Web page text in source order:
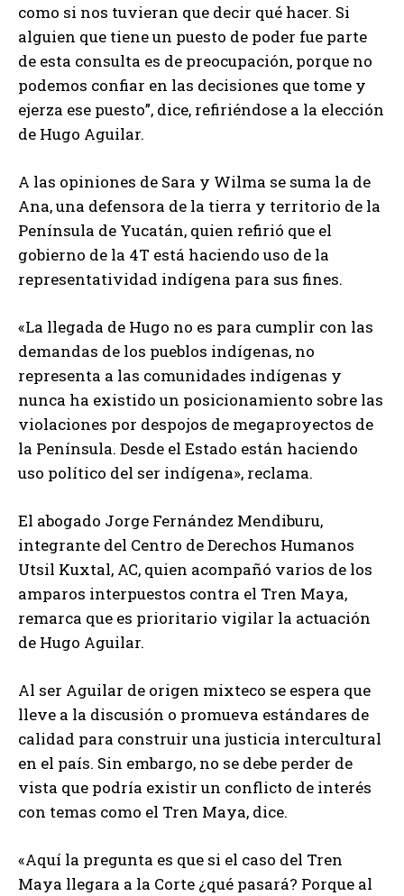
como si nos tuvieran que decir qué hacer. Si
alguien que tiene un puesto de poder fue parte
de esta consulta es de preocupación, porque no
podemos confiar en las decisiones que tome y
ejerza ese puesto”, dice, refiriéndose a la elección
de Hugo Aguilar.
A las opiniones de Sara y Wilma se suma la de
Ana, una defensora de la tierra y territorio de la
Península de Yucatán, quien refirió que el
gobierno de la 4T está haciendo uso de la
representatividad indígena para sus fines.
«La llegada de Hugo no es para cumplir con las
demandas de los pueblos indígenas, no
representa a las comunidades indígenas y
nunca ha existido un posicionamiento sobre las
violaciones por despojos de megaproyectos de
la Península. Desde el Estado están haciendo
uso político del ser indígena», reclama.
El abogado Jorge Fernández Mendiburu,
integrante del Centro de Derechos Humanos
Utsil Kuxtal, AC, quien acompañó varios de los
amparos interpuestos contra el Tren Maya,
remarca que es prioritario vigilar la actuación
de Hugo Aguilar.
Al ser Aguilar de origen mixteco se espera que
lleve a la discusión o promueva estándares de
calidad para construir una justicia intercultural
en el país. Sin embargo, no se debe perder de
vista que podría existir un conflicto de interés
con temas como el Tren Maya, dice.
«Aquí la pregunta es que si el caso del Tren
Maya llegara a la Corte ¿qué pasará? Porque al